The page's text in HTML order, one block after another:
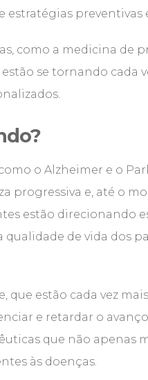
preventivas
como a medicina de
se tornando cada
o Alzheimer e o
progressiva e, até o
estão direcionando
qualidade de vida dos
que estão cada vez
e retardar o
que não apenas
às doenças.